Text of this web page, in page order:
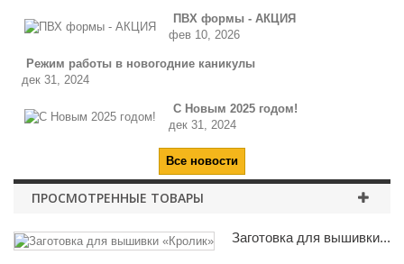
ПВХ формы - АКЦИЯ
фев 10, 2026
Режим работы в новогодние каникулы
дек 31, 2024
С Новым 2025 годом!
дек 31, 2024
Все новости
ПРОСМОТРЕННЫЕ ТОВАРЫ
Заготовка для вышивки...